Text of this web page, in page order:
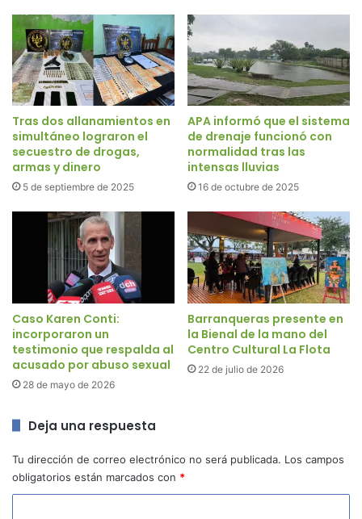
Tras dos allanamientos en
simultáneo lograron el
secuestro de drogas,
armas y dinero
5 de septiembre de 2025
APA informó que el sistema
de drenaje funcionó con
normalidad tras las
intensas lluvias
16 de octubre de 2025
Caso Karen Conti:
incorporaron un
testimonio que respalda al
acusado por abuso sexual
28 de mayo de 2026
Barranqueras presente en
la Bienal de la mano del
Centro Cultural La Flota
22 de julio de 2026
Deja una respuesta
Tu dirección de correo electrónico no será publicada. Los campos
obligatorios están marcados con *